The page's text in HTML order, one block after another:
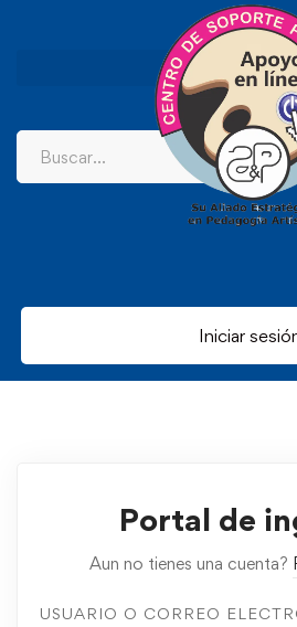
Iniciar
Portal de
Aun no tienes una cuenta?
USUARIO O CORREO